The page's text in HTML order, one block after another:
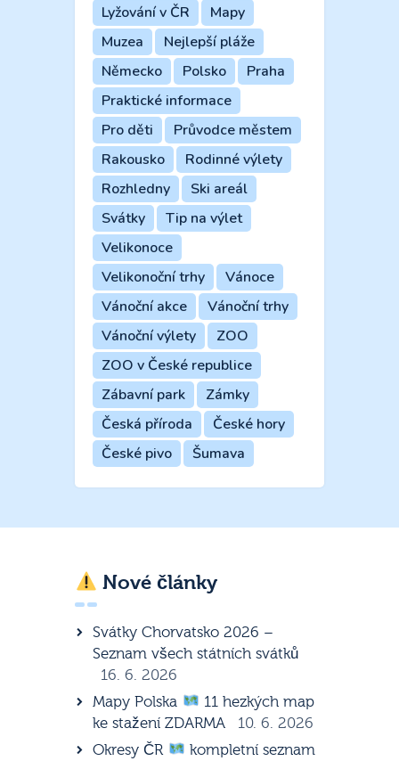
Lyžování v ČR
Mapy
Muzea
Nejlepší pláže
Německo
Polsko
Praha
Praktické informace
Pro děti
Průvodce městem
Rakousko
Rodinné výlety
Rozhledny
Ski areál
Svátky
Tip na výlet
Velikonoce
Velikonoční trhy
Vánoce
Vánoční akce
Vánoční trhy
Vánoční výlety
ZOO
ZOO v České republice
Zábavní park
Zámky
Česká příroda
České hory
České pivo
Šumava
Nové články
Svátky Chorvatsko 2026 –
Seznam všech státních svátků
16. 6. 2026
Mapy Polska
11 hezkých map
ke stažení ZDARMA
10. 6. 2026
Okresy ČR
kompletní seznam